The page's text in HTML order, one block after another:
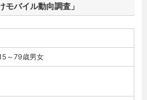
モバイル動向調査」
～79歳男女